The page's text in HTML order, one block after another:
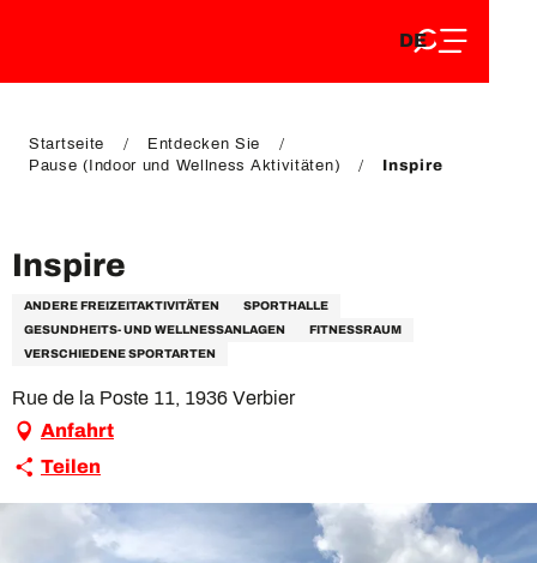
EN
DE
FR
Startseite
Entdecken Sie
Pause (Indoor und Wellness Aktivitäten)
Inspire
Inspire
ANDERE FREIZEITAKTIVITÄTEN
SPORTHALLE
GESUNDHEITS- UND WELLNESSANLAGEN
FITNESSRAUM
VERSCHIEDENE SPORTARTEN
Rue de la Poste 11, 1936 Verbier
Anfahrt
Teilen